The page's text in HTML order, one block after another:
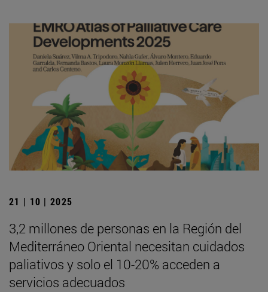
21 | 10 | 2025
3,2 millones de personas en la Región del
Mediterráneo Oriental necesitan cuidados
paliativos y solo el 10-20% acceden a
servicios adecuados